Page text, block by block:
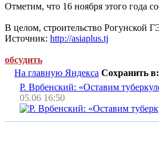
Отметим, что 16 ноября этого года
В целом, строительство Рогунской
Источник: http://asiaplus.tj
обсудить
На главную Яндекса Сохранить в:
Р. Врбенский: «Оставим
05.06 16:50